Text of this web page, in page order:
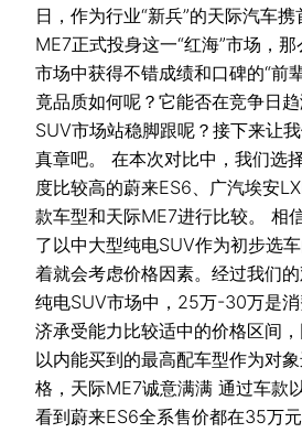
日，作为行业“新兵”的天际汽车
ME7正式投身这一“红海”市场，
市场中获得不错成绩和口碑的“前
竟品质如何呢？它能否在竞争日
SUV市场站稳脚跟呢？接下来让
真章吧。 在本次对比中，我们选
度比较高的蔚来ES6、广汽埃安
款车型和天际ME7进行比较。 相
了以中大型纯电SUV作为初步选
着就会考虑价格因素。经过我们
纯电SUV市场中，25万-30万是
济承受能力比较适中的价格区间
以内能买到的最高配车型作为对
格，天际ME7诚意满满 通过车款
看到蔚来ES6全系售价都在35万